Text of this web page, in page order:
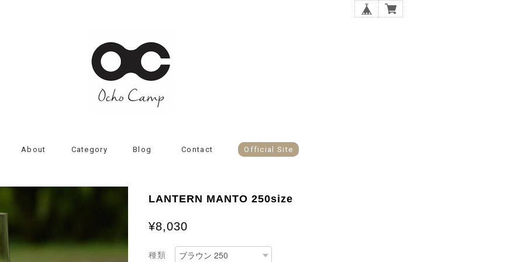
About Category Blog Contact Official Site
LANTERN MANTO 250size
¥8,030
種類